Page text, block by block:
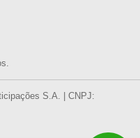
S.A. | CNPJ: